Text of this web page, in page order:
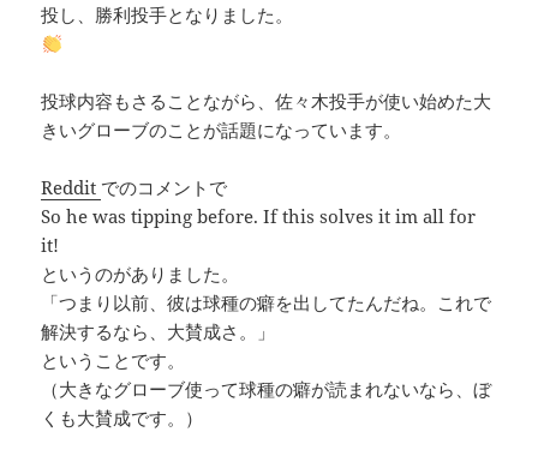
投し、勝利投手となりました。
投球内容もさることながら、佐々木投手が使い始めた大
きいグローブのことが話題になっています。
Reddit でのコメントで
So he was tipping before. If this solves it im all for
it!
というのがありました。
「つまり以前、彼は球種の癖を出してたんだね。これで
解決するなら、大賛成さ。」
ということです。
（大きなグローブ使って球種の癖が読まれないなら、ぼ
くも大賛成です。）